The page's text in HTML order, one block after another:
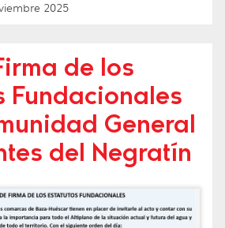
2025
de los
Fundacionales
General
del Negratín